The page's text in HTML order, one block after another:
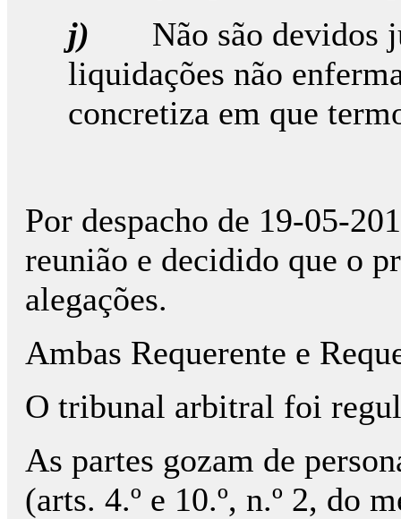
j) Não são devidos
liquidações não
concretiza em que
Por despacho de 19-05-
reunião e decidido que o
alegações.
Ambas Requerente e
O tribunal arbitral foi
As partes gozam de
(arts. 4.º e 10.º, n.º 2, do